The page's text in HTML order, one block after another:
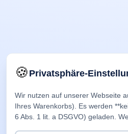
🍪Privatsphäre-
Wir nutzen auf unserer Webseite
Ihres Warenkorbs). Es werden
6 Abs. 1 lit. a DSGVO) geladen.